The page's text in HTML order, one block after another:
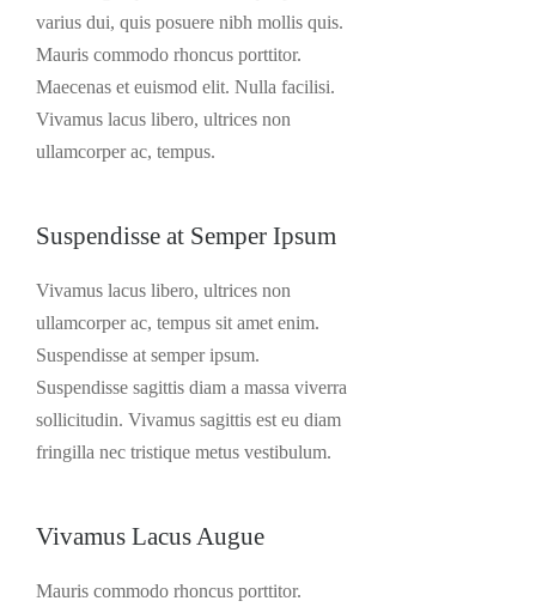
varius dui, quis posuere nibh mollis quis.
Mauris commodo rhoncus porttitor.
Maecenas et euismod elit. Nulla facilisi.
Vivamus lacus libero, ultrices non
ullamcorper ac, tempus.
Suspendisse at Semper Ipsum
Vivamus lacus libero, ultrices non
ullamcorper ac, tempus sit amet enim.
Suspendisse at semper ipsum.
Suspendisse sagittis diam a massa viverra
sollicitudin. Vivamus sagittis est eu diam
fringilla nec tristique metus vestibulum.
Vivamus Lacus Augue
Mauris commodo rhoncus porttitor.